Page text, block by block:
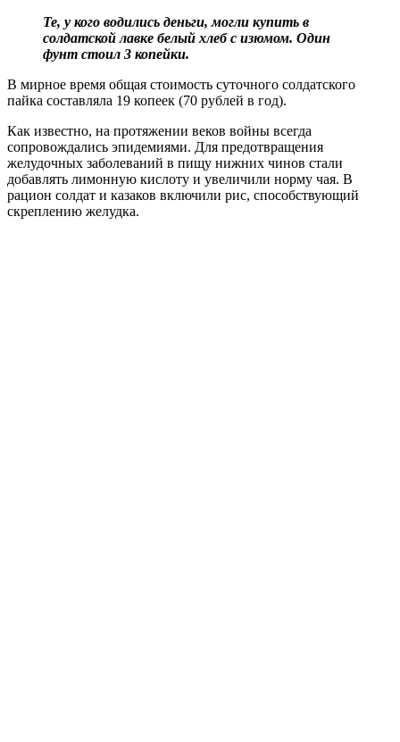
Те, у кого водились деньги, могли купить в
солдатской лавке белый хлеб с изюмом. Один
фунт стоил 3 копейки.
В мирное время общая стоимость суточного солдатского
пайка составляла 19 копеек (70 рублей в год).
Как известно, на протяжении веков войны всегда
сопровождались эпидемиями. Для предотвращения
желудочных заболеваний в пищу нижних чинов стали
добавлять лимонную кислоту и увеличили норму чая. В
рацион солдат и казаков включили рис, способствующий
скреплению желудка.